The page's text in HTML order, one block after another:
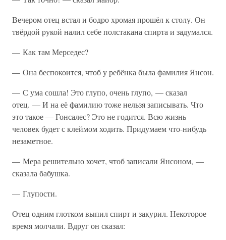
Вечером отец встал и бодро хромая прошёл к столу. Он
твёрдой рукой налил себе полстакана спирта и задумался.
— Как там Мерседес?
— Она беспокоится, чтоб у ребёнка была фамилия Янсон.
— С ума сошла! Это глупо, очень глупо, — сказал
отец. — И на её фамилию тоже нельзя записывать. Что
это такое — Гонсалес? Это не годится. Всю жизнь
человек будет с клеймом ходить. Придумаем что-нибудь
незаметное.
— Мера решительно хочет, чтоб записали Янсоном, —
сказала бабушка.
— Глупости.
Отец одним глотком выпил спирт и закурил. Некоторое
время молчали. Вдруг он сказал: